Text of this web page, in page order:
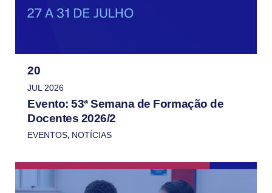
20
JUL 2026
Evento: 53ª Semana de Formação de
Docentes 2026/2
EVENTOS, NOTÍCIAS